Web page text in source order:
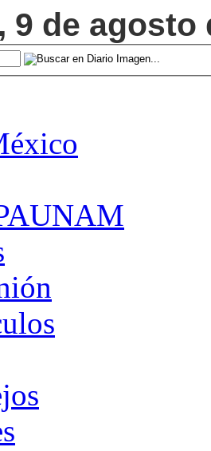
9 de agosto